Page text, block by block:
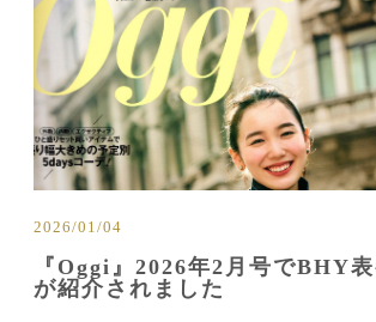
2026/01/04
『Oggi』2026年2月号でBHY
が紹介されました